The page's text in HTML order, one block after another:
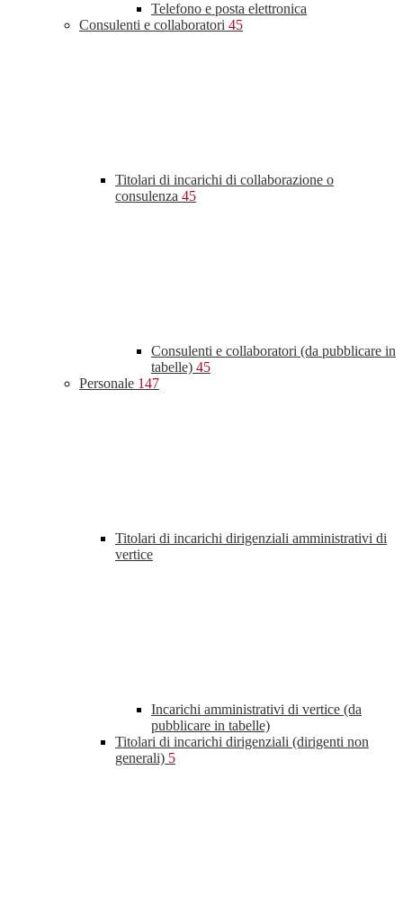
Telefono e posta elettronica
Consulenti e collaboratori 45
Titolari di incarichi di collaborazione o
consulenza 45
Consulenti e collaboratori (da pubblicare in
tabelle) 45
Personale 147
Titolari di incarichi dirigenziali amministrativi di
vertice
Incarichi amministrativi di vertice (da
pubblicare in tabelle)
Titolari di incarichi dirigenziali (dirigenti non
generali) 5